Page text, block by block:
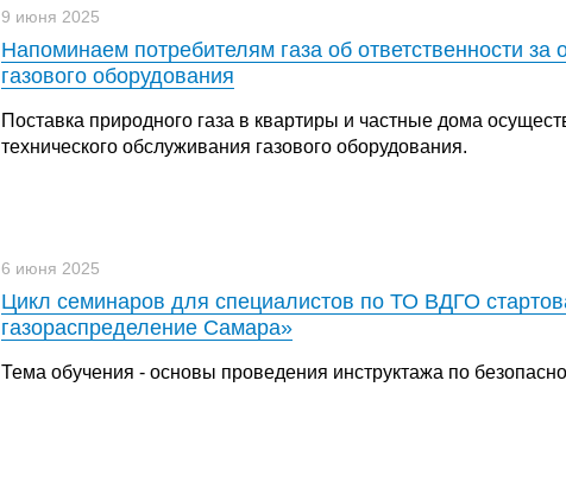
9 июня 2025
Напоминаем потребителям газа об ответственности за
газового оборудования
Поставка природного газа в квартиры и частные дома
технического обслуживания газового оборудования.
6 июня 2025
Цикл семинаров для специалистов по ТО ВДГО
газораспределение Самара»
Тема обучения - основы проведения инструктажа по